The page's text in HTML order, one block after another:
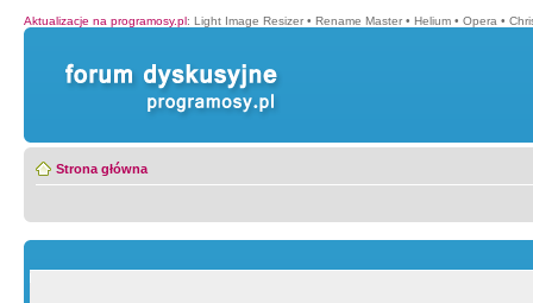
Aktualizacje na programosy.pl: Light Image Resizer • Rename Master • Helium • Opera •
Strona główna